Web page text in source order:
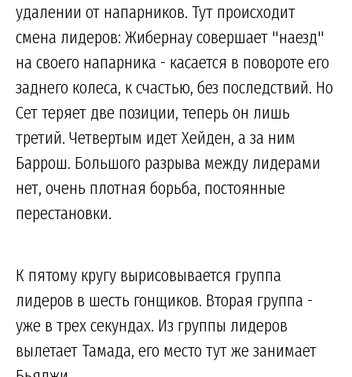
удалении от напарников. Тут происходит
смена лидеров: Жибернау совершает "наезд"
на своего напарника - касается в повороте его
заднего колеса, к счастью, без последствий. Но
Сет теряет две позиции, теперь он лишь
третий. Четвертым идет Хейден, а за ним
Баррош. Большого разрыва между лидерами
нет, очень плотная борьба, постоянные
перестановки.
К пятому кругу вырисовывается группа
лидеров в шесть гонщиков. Вторая группа -
уже в трех секундах. Из группы лидеров
вылетает Тамада, его место тут же занимает